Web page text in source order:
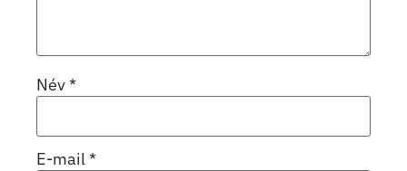
Név*
E-mail*